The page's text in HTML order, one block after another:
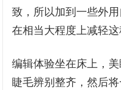
致，所以加到一些外
在相当大程度上减轻这
编辑体验坐在床上，
睫毛辨别整齐，然后